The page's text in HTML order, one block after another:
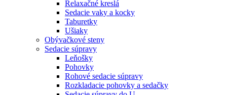
Relaxačné kreslá
Sedacie vaky a kocky
Taburetky
Ušiaky
Obývačkové steny
Sedacie súpravy
Leňošky
Pohovky
Rohové sedacie súpravy
Rozkladacie pohovky a sedačky